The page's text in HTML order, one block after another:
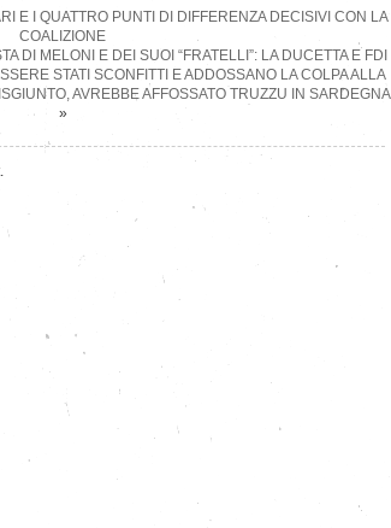
E I QUATTRO PUNTI DI DIFFERENZA DECISIVI CON LA
COALIZIONE
DI MELONI E DEI SUOI “FRATELLI”: LA DUCETTA E FDI
STATI SCONFITTI E ADDOSSANO LA COLPA ALLA
AVREBBE AFFOSSATO TRUZZU IN SARDEGNA
»